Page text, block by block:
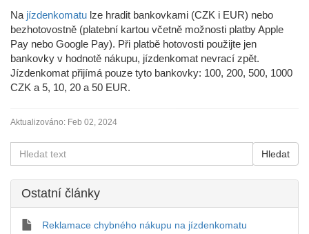
Na jízdenkomatu lze hradit bankovkami (CZK i EUR) nebo
bezhotovostně (platební kartou včetně možnosti platby Apple
Pay nebo Google Pay). Při platbě hotovosti použijte jen
bankovky v hodnotě nákupu, jízdenkomat nevrací zpět.
Jízdenkomat přijímá pouze tyto bankovky: 100, 200, 500, 1000
CZK a 5, 10, 20 a 50 EUR.
Aktualizováno: Feb 02, 2024
Ostatní články
Reklamace chybného nákupu na jízdenkomatu